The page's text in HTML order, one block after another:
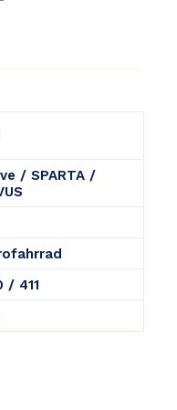
/ SPARTA /
/ 411